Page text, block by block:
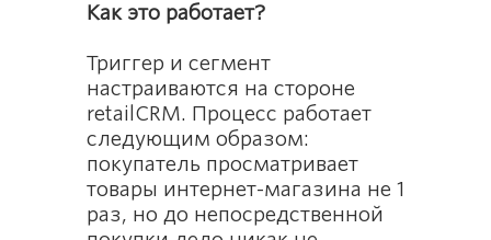
Как это работает?
Триггер и сегмент
настраиваются на стороне
retailCRM. Процесс работает
следующим образом:
покупатель просматривает
товары интернет-магазина не 1
раз, но до непосредственной